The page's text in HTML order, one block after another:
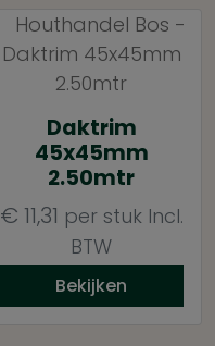
Daktrim
45x45mm
2.50mtr
€ 11,31 per stuk Incl.
BTW
Bekijken